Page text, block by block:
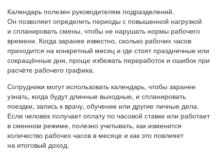
Календарь полезен руководителям подразделений.
Он позволяет определить периоды с повышенной нагрузкой
и спланировать смены, чтобы не нарушать нормы рабочего
времени. Когда заранее известно, сколько рабочих часов
приходится на конкретный месяц и где стоят праздничные или
сокращённые дни, проще избежать переработок и ошибок при
расчёте рабочего графика.
Сотрудники могут использовать календарь, чтобы заранее
узнать, когда будут длинные выходные, и спланировать
поездки, запись к врачу, обучение или другие личные дела.
Если человек получает оплату по часовой ставке или работает
в сменном режиме, полезно учитывать, как изменится
количество рабочих часов в месяце и как это повлияет
на итоговый доход.